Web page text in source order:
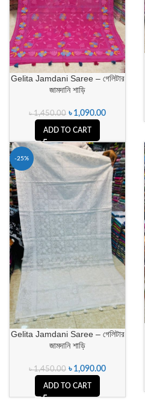
Gelita Jamdani Saree – গেলিটার
জামদানি শাড়ি
৳1,450.00 ৳ 1,090.00
ADD TO CART
-25%
Gelita Jamdani Saree – গেলিটার
জামদানি শাড়ি
৳1,450.00 ৳ 1,090.00
ADD TO CART